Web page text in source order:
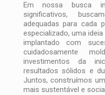
Em nossa busca
significativos,
adequadas para cada
especializado, uma
implantado com
cuidadosamente
investimentos da
resultados sólidos e
Juntos, construímos
mais sustentável e